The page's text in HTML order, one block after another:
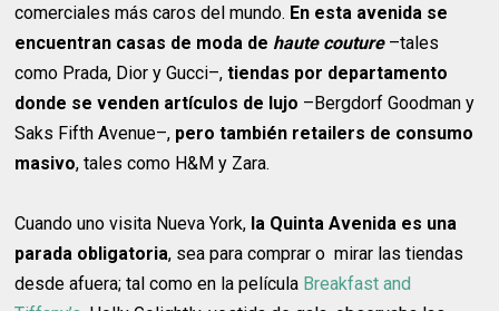
comerciales más caros del mundo. En esta avenida se
encuentran casas de moda de haute couture –tales
como Prada, Dior y Gucci–,tiendas por departamento
donde se venden artículos de lujo –Bergdorf Goodman y
Saks Fifth Avenue–, pero también retailers de consumo
masivo, tales como H&M y Zara.
Cuando uno visita Nueva York, la Quinta Avenida es una
parada obligatoria, sea para comprar o mirar las tiendas
desde afuera; tal como en la película Breakfast and